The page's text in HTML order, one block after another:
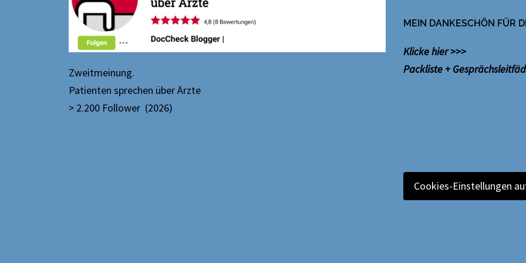
Zweitmeinung.
Patienten sprechen über Ärzte
> 2.200 Follower (2026)
MEIN DANKESCHÖN FÜR
Klicke hier >>>
Packliste +
Cookies-Einstellungen